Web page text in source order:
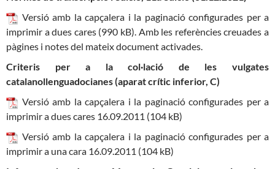
Versió amb la capçalera i la paginació configurades per a
imprimir a dues cares (990 kB). Amb les referències creuades a
pàgines i notes del mateix document activades.
Criteris per a la col·lació de les vulgates
catalanollenguadocianes (aparat crític inferior, C)
Versió amb la capçalera i la paginació configurades per a
imprimir a dues cares 16.09.2011 (104 kB)
Versió amb la capçalera i la paginació configurades per a
imprimir a una cara 16.09.2011 (104 kB)